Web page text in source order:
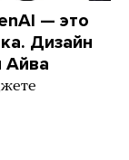
— это
Дизайн
Айва